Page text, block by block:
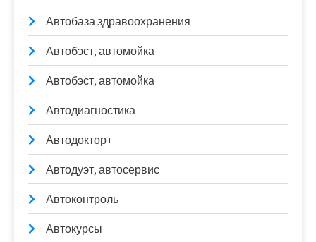
Автобаза здравоохранения
Автобэст, автомойка
Автобэст, автомойка
Автодиагностика
Автодоктор+
Автодуэт, автосервис
Автоконтроль
Автокурсы